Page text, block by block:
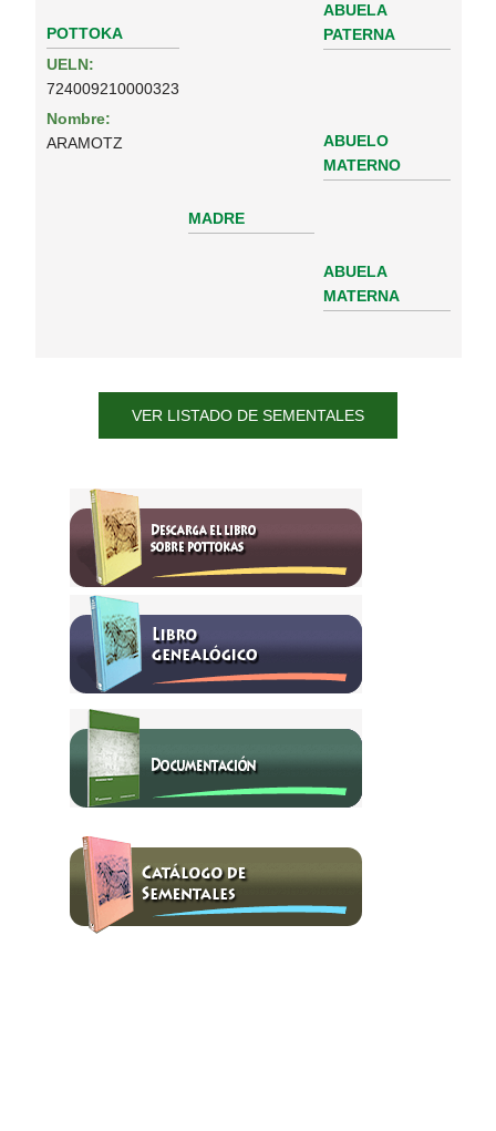
POTTOKA
UELN:
724009210000323
Nombre:
ARAMOTZ
ABUELA
PATERNA
MADRE
ABUELO
MATERNO
ABUELA
MATERNA
VER LISTADO DE SEMENTALES